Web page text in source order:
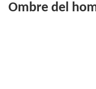
Ombre del